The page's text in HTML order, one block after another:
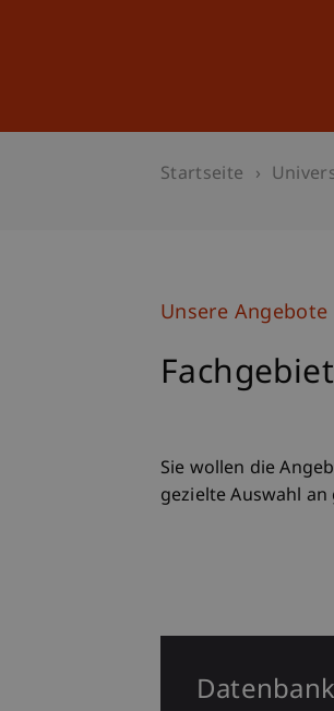
Startseite
Unsere Angebote
Sie wollen die
gezielte Auswahl